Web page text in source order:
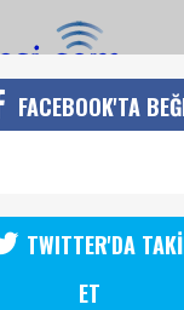
DAHİL
vermek
yıl olduğu gibi
FACEBOOK'TA
TWITTER'DA
ET